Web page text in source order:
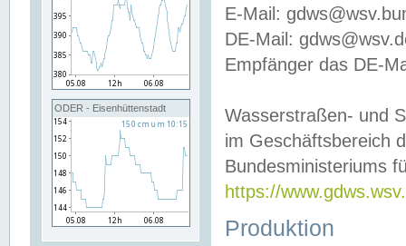
ODER - Eisenhüttenstadt
E-Mail:
DE-Mail:
Empfänger das DE-
Wasserstraßen- und
im Geschäftsbereich
Bundesministeriums
https://
Produktion